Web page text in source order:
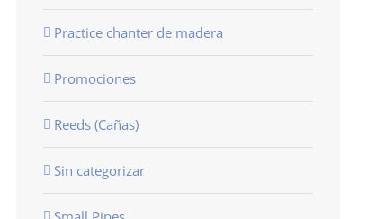
Practice chanter de madera
Promociones
Reeds (Cañas)
Sin categorizar